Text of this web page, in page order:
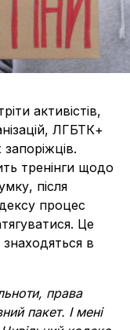
активістів,
ЛГБТК+
тренінги щодо
після
процес
Це
знаходяться в
права
пакет. І мені